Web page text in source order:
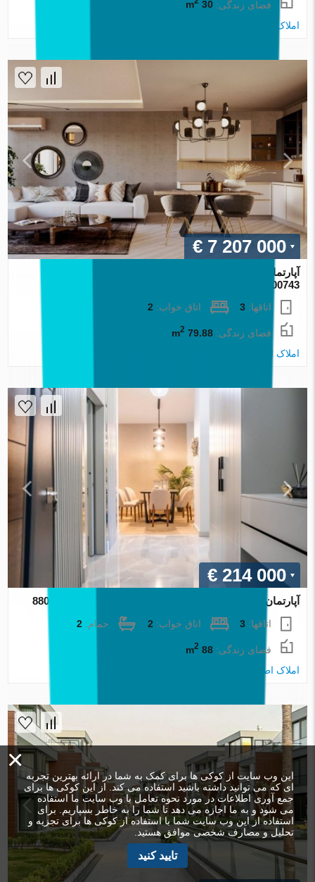
فضای زندگی:30 m
املاک اطلس
€ 7 207 000
100743
اتاقها:3 اتاق خواب:2
فضای زندگی:79.88 m
2
املاک اطلس
€ 214 000
آپارتمان در Izmir ، ترکیه 2 خوابه ، 88 متر مربع. شماره 88061
اتاقها:3 اتاق خواب: 2 حمام:2
فضای زندگی:88 m
2
املاک اطلس
×
این وب سایت از کوکی ها برای کمک به شما در ارائه بهترین تجربه
ای که می توانید داشته باشید استفاده می کند. از این کوکی ها برای
جمع آوری اطلاعات در مورد نحوه تعامل با وب سایت ما استفاده
می شود و به ما اجازه می دهد تا شما را به خاطر بسپاریم. برای
استفاده از این وب سایت شما با استفاده از کوکی ها برای تجزیه و
تحلیل و مصارف شخصی موافق هستید.
تایید کنید